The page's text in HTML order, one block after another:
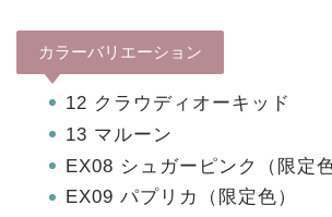
カラーバリエーション
12 クラウディオーキッド
13 マルーン
EX08 シュガーピンク（限定色
EX09 パプリカ（限定色）